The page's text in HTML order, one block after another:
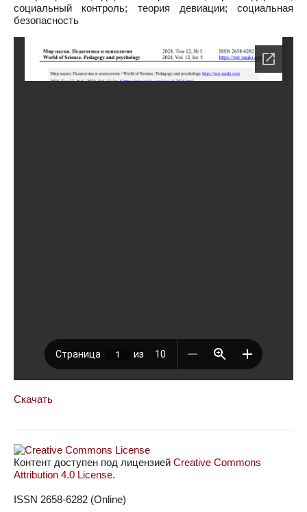
социальный контроль; теория девиации; социальная
безопасность
Скачать
Контент доступен под лицензией Creative Commons
Attribution 4.0 License.
ISSN 2658-6282 (Online)